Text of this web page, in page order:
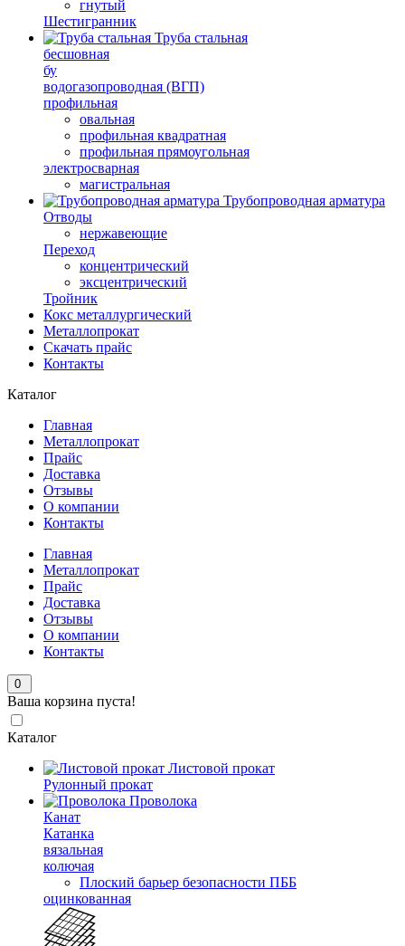
гнутый
Шестигранник
Труба стальная
бесшовная
бу
водогазопроводная (ВГП)
профильная
овальная
профильная квадратная
профильная прямоугольная
электросварная
магистральная
Трубопроводная арматура
Отводы
нержавеющие
Переход
концентрический
эксцентрический
Тройник
Кокс металлургический
Металлопрокат
Скачать прайс
Контакты
Каталог
Главная
Металлопрокат
Прайс
Доставка
Отзывы
О компании
Контакты
Главная
Металлопрокат
Прайс
Доставка
Отзывы
О компании
Контакты
0
Ваша корзина пуста!
Каталог
Листовой прокат
Рулонный прокат
Проволока
Канат
Катанка
вязальная
колючая
Плоский барьер безопасности ПББ
оцинкованная